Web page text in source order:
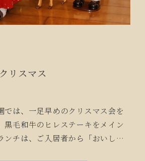
リスマス
では、一足早めのクリスマス会を
黒毛和牛のヒレステーキをメイン
ンチは、ご入居者から「おいしか